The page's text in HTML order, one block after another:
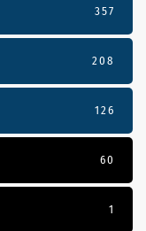
357
208
126
60
1